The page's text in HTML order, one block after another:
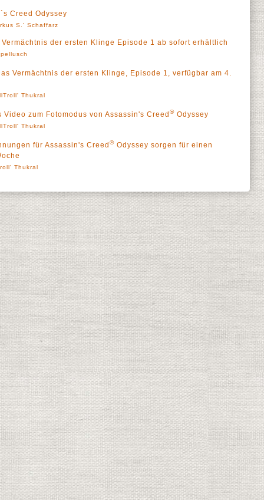
Creed Odyssey
S.' Schaffarz
der ersten Klinge Episode 1 ab sofort erhältlich
Vermächtnis der ersten Klinge, Episode 1, verfügbar am 4.
Thukral
zum Fotomodus von Assassin's Creed ® Odyssey
Thukral
für Assassin's Creed ® Odyssey sorgen für einen
Thukral